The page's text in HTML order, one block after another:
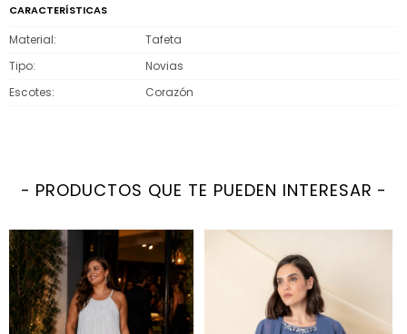
CARACTERÍSTICAS
Material
Tafeta
Tipo
Novias
Escotes
Corazón
PRODUCTOS QUE TE PUEDEN INTERESAR